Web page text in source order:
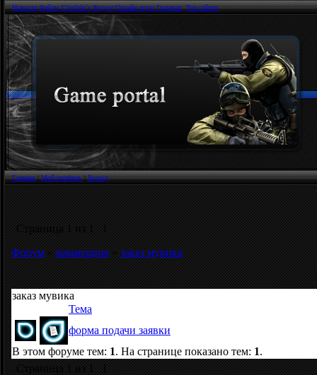
Новости Файлы ClanWar`s Форум Онлайн игры Гостевая Топ сайтов
Главная|Мой профиль|Выход
Страница1из1
1
Форум » коммерция » заказ мувика
заказ мувика
Тема
форма подачи заявки
В этом форуме тем: 1. На странице показано тем: 1.
Страница1из1 1